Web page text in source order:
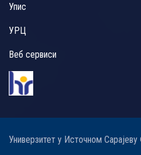
Упис
УРЦ
Веб сервиси
Универзитет у Источном